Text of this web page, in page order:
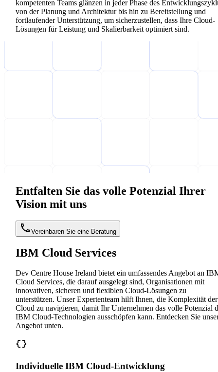
kompetenten Teams glänzen in jeder Phase des
von der Planung und Architektur bis hin zu Bereitstellung und
fortlaufender Unterstützung, um sicherzustellen, dass Ihre Cloud-
Lösungen für Leistung und Skalierbarkeit optimiert sind.
Entfalten Sie das volle Potenzial Ihrer
Vision mit uns
Vereinbaren Sie eine Beratung
IBM Cloud Services
Dev Centre House Ireland bietet ein umfassendes Angebot an
Cloud Services, die darauf ausgelegt sind, Organisationen mit
innovativen, sicheren und flexiblen Cloud-Lösungen zu
unterstützen. Unser Expertenteam hilft Ihnen, die Komplexität der
Cloud zu navigieren, damit Ihr Unternehmen das volle Potenzial
IBM Cloud-Technologien ausschöpfen kann. Entdecken Sie
Angebot unten.
Individuelle IBM Cloud-Entwicklung